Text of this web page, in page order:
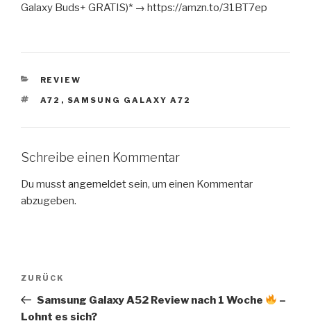
Galaxy Buds+ GRATIS)* → https://amzn.to/31BT7ep
KATEGORIEN
REVIEW
SCHLAGWÖRTER
A72 , SAMSUNG GALAXY A72
Schreibe einen Kommentar
Du musstangemeldetsein, um einen Kommentar
abzugeben.
Beitragsnavigation
Vorheriger
Beitrag
ZURÜCK
Samsung Galaxy A52 Review nach 1 Woche
–
Lohnt es sich?